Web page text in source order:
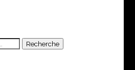
Recherche